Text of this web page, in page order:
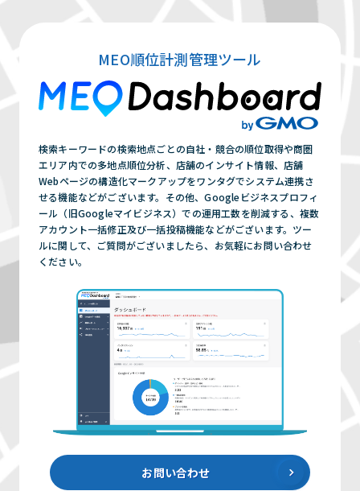
MEO順位計測管理ツール
検索キーワードの検索地点ごとの自社・競合の順位取得や商圏
エリア内での多地点順位分析、店舗のインサイト情報、店舗
Webページの構造化マークアップをワンタグでシステム連携さ
せる機能などがございます。その他、Googleビジネスプロフィ
ール（旧Googleマイビジネス）での運用工数を削減する、複数
アカウント一括修正及び一括投稿機能などがございます。ツー
ルに関して、ご質問がございましたら、お気軽にお問い合わせ
ください。
お問い合わせ